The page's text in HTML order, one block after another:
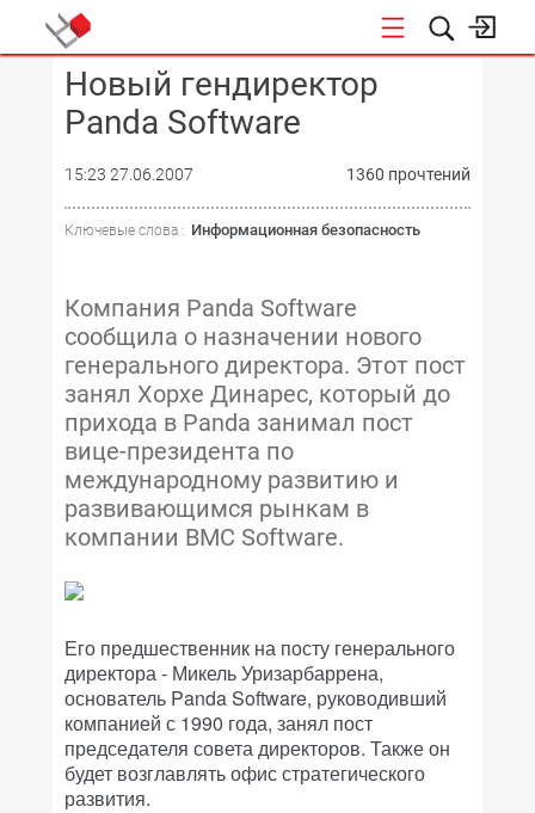
КОНФЕРЕНЦИИ
Новый гендиректор
Panda Software
15:23 27.06.2007 1360 прочтений
Ключевые слова : Информационная безопасность
Компания Panda Software
сообщила о назначении нового
генерального директора. Этот пост
занял Хорхе Динарес, который до
прихода в Panda занимал пост
вице-президента по
международному развитию и
развивающимся рынкам в
компании BMC Software.
Его предшественник на посту генерального
директора - Микель Уризарбаррена,
основатель Panda Software, руководивший
компанией с 1990 года, занял пост
председателя совета директоров. Также он
будет возглавлять офис стратегического
развития.